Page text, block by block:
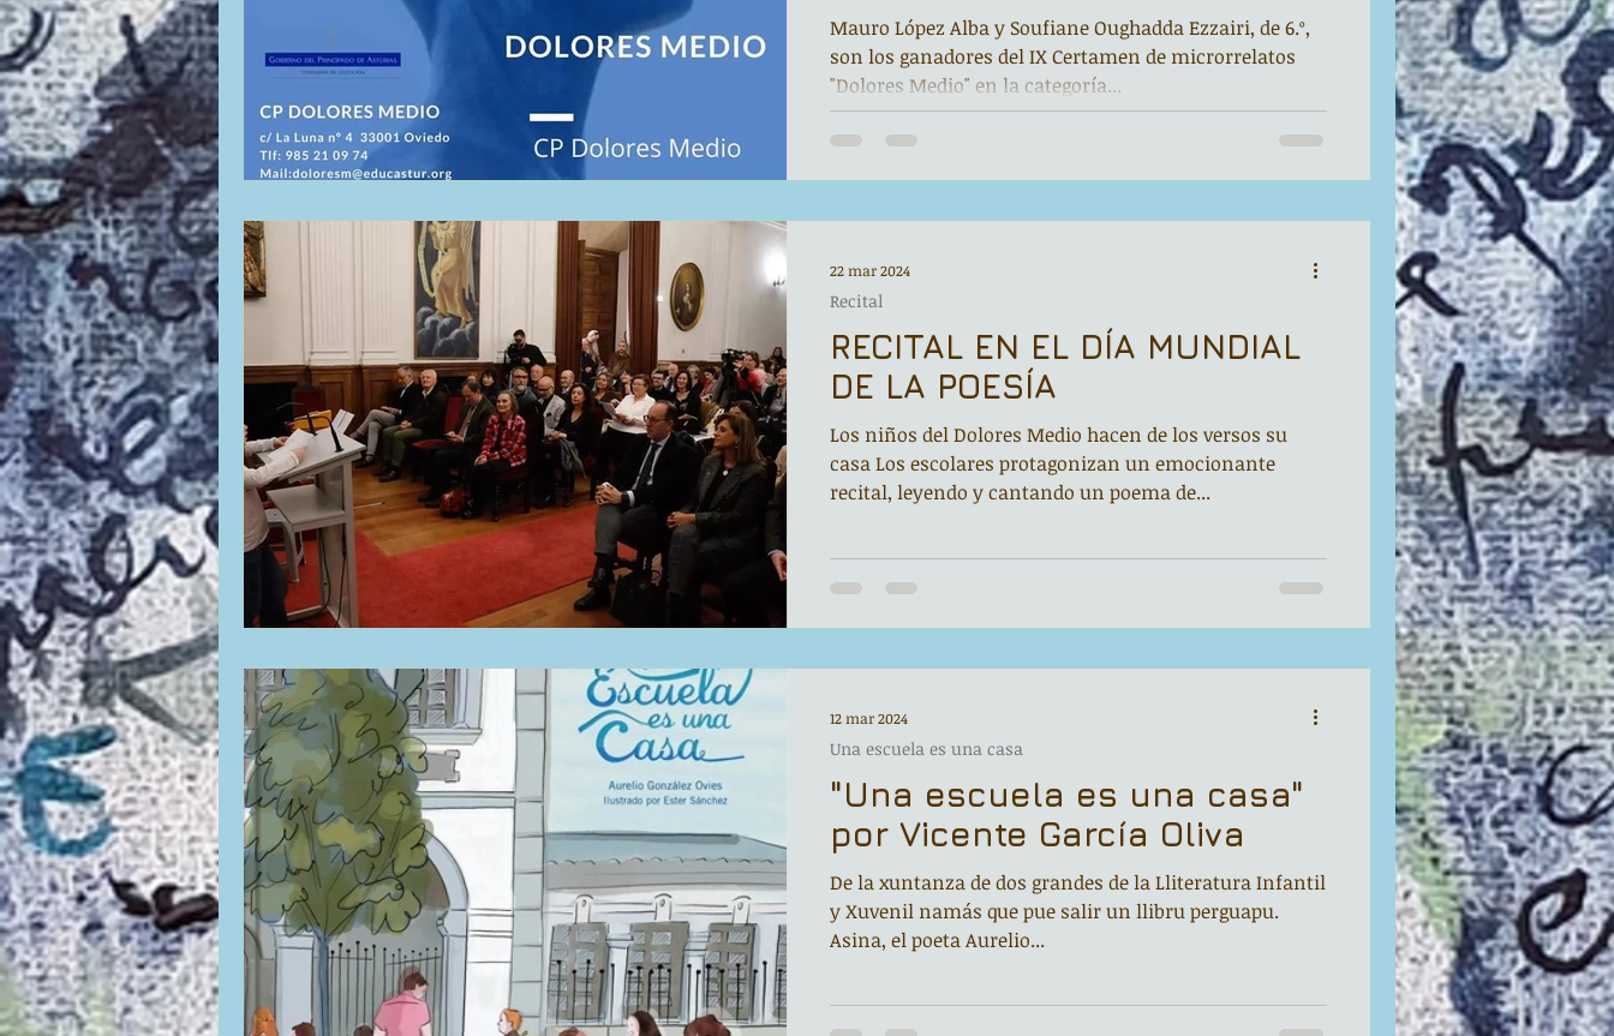
Mauro López Alba y Soufiane Oughadda Ezzairi, de 6.º,
son los ganadores del IX Certamen de microrrelatos
"Dolores Medio" en la categoría...
RECITAL EN EL DÍA MUNDIAL
DE LA POESÍA
Los niños del Dolores Medio hacen de los versos su
casa Los escolares protagonizan un emocionante
recital, leyendo y cantando un poema de...
Recital
22 mar 2024
"Una escuela es una casa"
por Vicente García Oliva
De la xuntanza de dos grandes de la Lliteratura Infantil
y Xuvenil namás que pue salir un llibru perguapu.
Asina, el poeta Aurelio...
Una escuela es una casa
12 mar 2024